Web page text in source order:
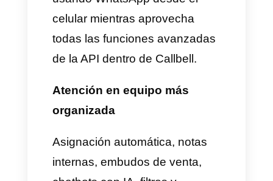
• Las conversaciones se
mantienen
• No se pierde el historial
• No se cierran sesiones
automáticamente